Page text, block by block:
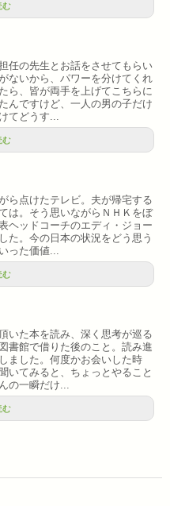
む
任の先生とお話をさせてもらい
ないから、パワーを分けてくれ
ら、皆が両手を上げてこちらに
んですけど、一人の男の子だけ
てどうす...
む
ら点けたテレビ。夫が帰宅する
は。そう思いながらＮＨＫをぼ
ヘッドコーチのエディ・ジョー
た。今の日本の状況をどう思う
った価値...
む
いた本を読み、深く思考が巡る
書館で借りた後のこと。読み進
ました。何度かお会いした時
いてみると、ちょっとやること
の一瞬だけ...
む